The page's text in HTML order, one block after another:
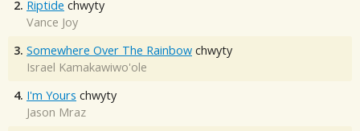
2. Riptide chwyty
Vance Joy
3. Somewhere Over The Rainbow chwyty
Israel Kamakawiwo'ole
4. I'm Yours chwyty
Jason Mraz